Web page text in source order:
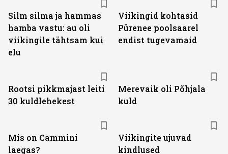
Silm silma ja hammas
hamba vastu: au oli
viikingile tähtsam kui
elu
Viikingid kohtasid
Pürenee poolsaarel
endist tugevamaid
Rootsi pikkmajast leiti
30 kuldlehekest
Merevaik oli Põhjala
kuld
Mis on Cammini
laegas?
Viikingite ujuvad
kindlused